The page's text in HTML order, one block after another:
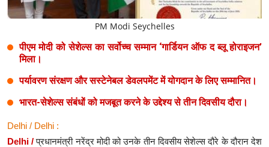
History Speaks
Contact Us
PM Modi Seychelles
पीएम मोदी को सेशेल्स का सर्वोच्च सम्मान ‘गार्डियन ऑफ द ब्लू होराइजन’
मिला।
पर्यावरण संरक्षण और सस्टेनेबल डेवलपमेंट में योगदान के लिए सम्मानित।
भारत-सेशेल्स संबंधों को मजबूत करने के उद्देश्य से तीन दिवसीय दौरा।
Delhi / Delhi :
Delhi /प्रधानमंत्री नरेंद्र मोदी को उनके तीन दिवसीय सेशेल्स दौरे के दौरान देश